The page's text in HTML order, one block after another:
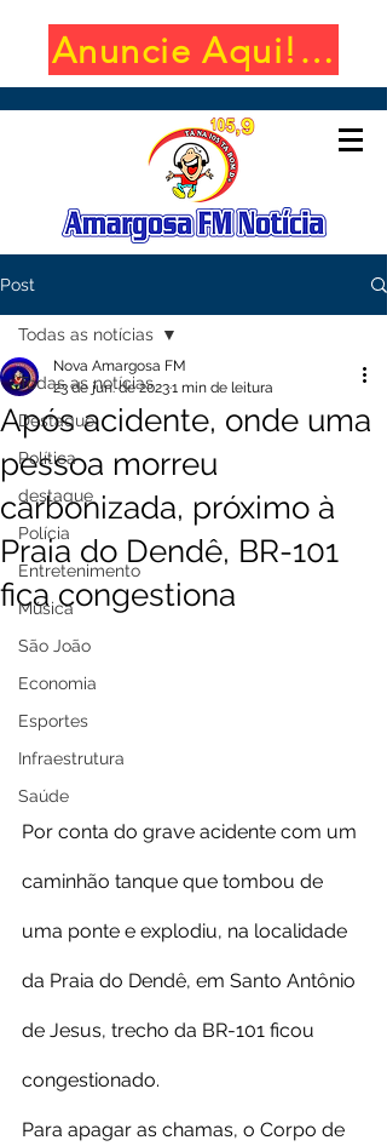
Anuncie Aqui!
Post
Todas as notícias
Destaque
Política
destaque
Polícia
Entretenimento
Música
São João
Economia
Esportes
Infraestrutura
Saúde
Todas as notícias
Após acidente, onde uma
pessoa morreu
carbonizada, próximo à
Praia do Dendê, BR-101
fica congestiona
Nova Amargosa FM
23 de jun. de 20231 min de leitura
Por conta do grave acidente com um
caminhão tanque que tombou de
uma ponte e explodiu, na localidade
da Praia do Dendê, em Santo Antônio
de Jesus, trecho da BR-101 ficou
congestionado.
Para apagar as chamas, o Corpo de